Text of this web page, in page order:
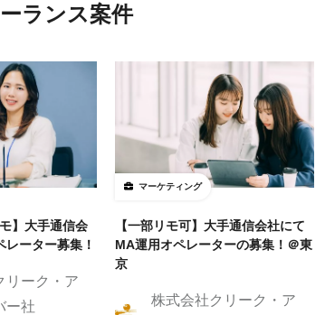
ランス案件
】大手通信会
ーター募集！
リーク・ア
ー社
マーケティング
【一部リモ可】大手通信会社にて
MA運用オペレーターの募集！＠東
京
株式会社クリーク・ア